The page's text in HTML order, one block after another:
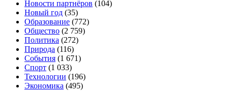
Новости партнёров (104)
Новый год (35)
Образование (772)
Общество (2 759)
Политика (272)
Природа (116)
События (1 671)
Спорт (1 033)
Технологии (196)
Экономика (495)